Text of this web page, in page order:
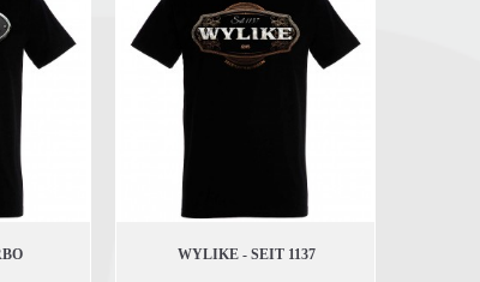
WYLIKE - SEIT 1137